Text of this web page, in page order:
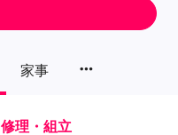
家事 more_horiz
修理・組立